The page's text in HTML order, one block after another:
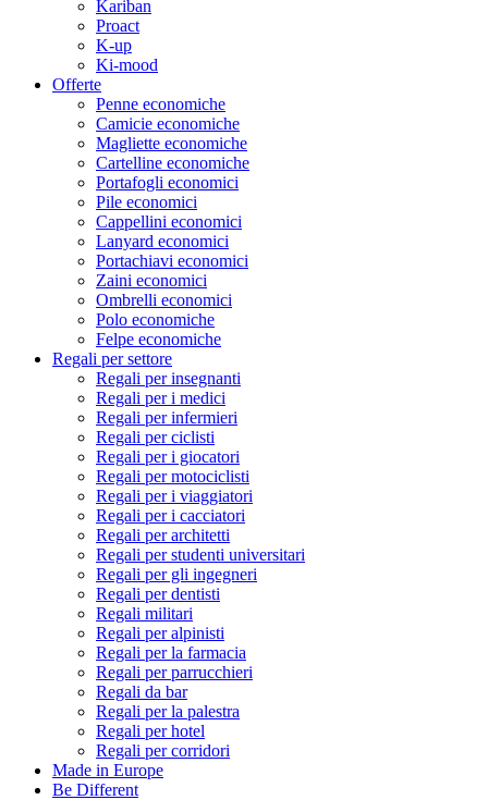
Kariban
Proact
K-up
Ki-mood
Offerte
Penne economiche
Camicie economiche
Magliette economiche
Cartelline economiche
Portafogli economici
Pile economici
Cappellini economici
Lanyard economici
Portachiavi economici
Zaini economici
Ombrelli economici
Polo economiche
Felpe economiche
Regali per settore
Regali per insegnanti
Regali per i medici
Regali per infermieri
Regali per ciclisti
Regali per i giocatori
Regali per motociclisti
Regali per i viaggiatori
Regali per i cacciatori
Regali per architetti
Regali per studenti universitari
Regali per gli ingegneri
Regali per dentisti
Regali militari
Regali per alpinisti
Regali per la farmacia
Regali per parrucchieri
Regali da bar
Regali per la palestra
Regali per hotel
Regali per corridori
Made in Europe
Be Different